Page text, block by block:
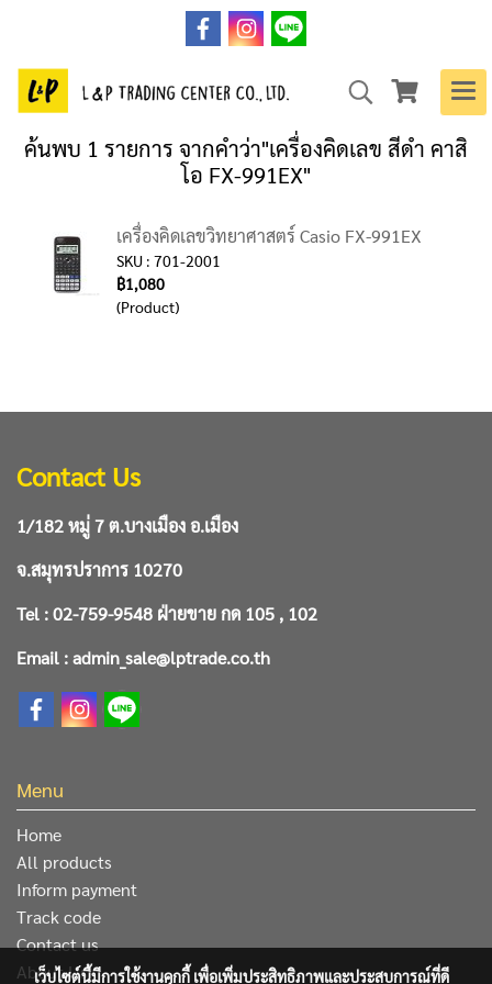
ค้นพบ 1 รายการ จากคำว่า"เครื่องคิดเลข สีดำ คาสิ
โอ FX-991EX"
เครื่องคิดเลขวิทยาศาสตร์ Casio FX-991EX
SKU : 701-2001
฿1,080
(Product)
Contact Us
1/182 หมู่ 7 ต.บางเมือง อ.เมือง
จ.สมุทรปราการ 10270
Tel : 02-759-9548 ฝ่ายขาย กด 105 , 102
Email : admin_sale@lptrade.co.th
Menu
Home
All products
Inform payment
Track code
Contact us
About Us
เว็บไซต์นี้มีการใช้งานคุกกี้ เพื่อเพิ่มประสิทธิภาพและประสบการณ์ที่ดี